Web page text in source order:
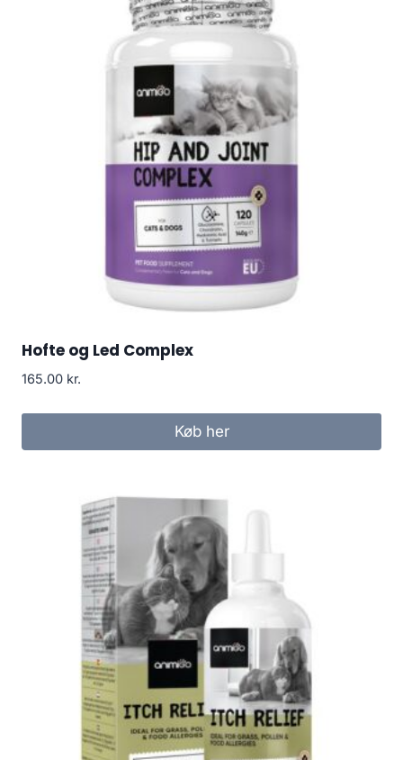
Hofte og Led Complex
165.00 kr.
Køb her